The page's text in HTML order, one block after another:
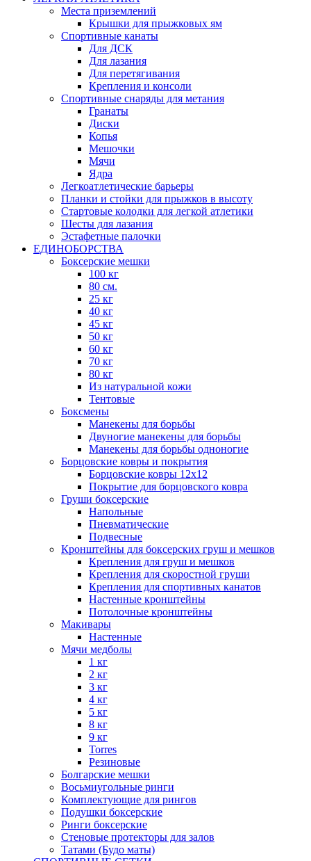
Места приземлений
Крышки для прыжковых ям
Спортивные канаты
Для ДСК
Для лазания
Для перетягивания
Крепления и консоли
Спортивные снаряды для метания
Гранаты
Диски
Копья
Мешочки
Мячи
Ядра
Легкоатлетические барьеры
Планки и стойки для прыжков в высоту
Стартовые колодки для легкой атлетики
Шесты для лазания
Эстафетные палочки
ЕДИНОБОРСТВА
Боксерские мешки
100 кг
80 см.
25 кг
40 кг
45 кг
50 кг
60 кг
70 кг
80 кг
Из натуральной кожи
Тентовые
Боксмены
Манекены для борьбы
Двуногие манекены для борьбы
Манекены для борьбы одноногие
Борцовские ковры и покрытия
Борцовские ковры 12х12
Покрытие для борцовского ковра
Груши боксерские
Напольные
Пневматические
Подвесные
Кронштейны для боксерских груш и мешков
Крепления для груш и мешков
Крепления для скоростной груши
Крепления для спортивных канатов
Настенные кронштейны
Потолочные кронштейны
Макивары
Настенные
Мячи медболы
1 кг
2 кг
3 кг
4 кг
5 кг
8 кг
9 кг
Torres
Резиновые
Болгарские мешки
Восьмиугольные ринги
Комплектующие для рингов
Подушки боксерские
Ринги боксерские
Стеновые протекторы для залов
Татами (Будо маты)